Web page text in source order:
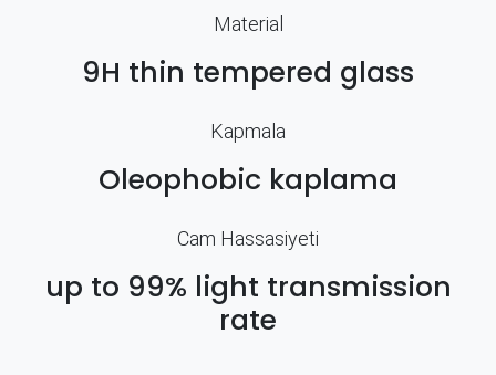
Material
9H thin tempered glass
Kapmala
Oleophobic kaplama
Cam Hassasiyeti
up to 99% light transmission
rate